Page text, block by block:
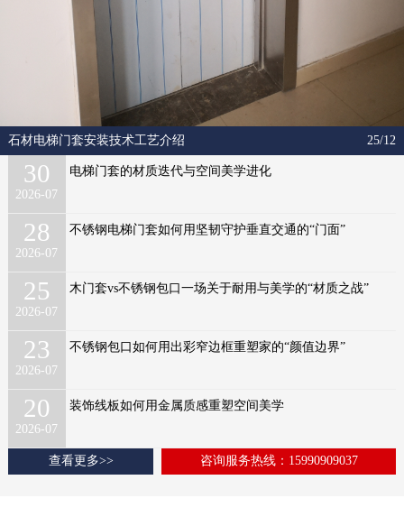
25/12
石材电梯门套安装技术工艺介绍
30
2026-07
电梯门套的材质迭代与空间美学进化
28
2026-07
不锈钢电梯门套如何用坚韧守护垂直交通的“门面”
25
2026-07
木门套vs不锈钢包口一场关于耐用与美学的“材质之战”
23
2026-07
不锈钢包口如何用出彩窄边框重塑家的“颜值边界”
20
2026-07
装饰线板如何用金属质感重塑空间美学
查看更多>> 咨询服务热线：15990909037